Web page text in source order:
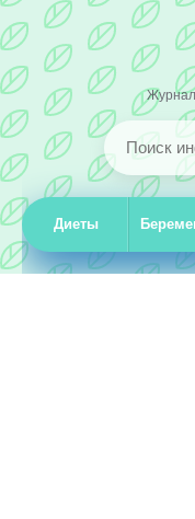
Журнал
Диеты